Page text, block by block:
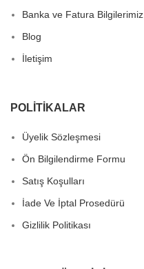
Banka ve Fatura Bilgilerimiz
Blog
İletişim
POLITIKALAR
Üyelik Sözleşmesi
Ön Bilgilendirme Formu
Satış Koşulları
İade Ve İptal Prosedürü
Gizlilik Politikası